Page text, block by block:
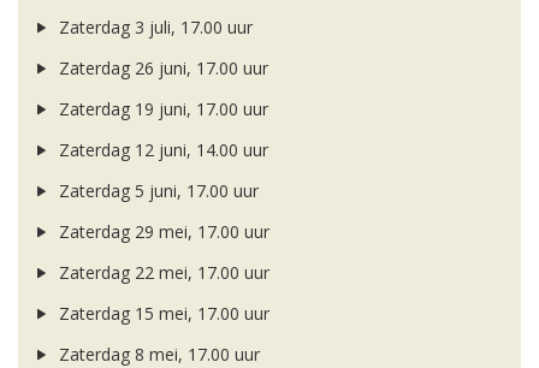
Zaterdag 3 juli, 17.00 uur
Zaterdag 26 juni, 17.00 uur
Zaterdag 19 juni, 17.00 uur
Zaterdag 12 juni, 14.00 uur
Zaterdag 5 juni, 17.00 uur
Zaterdag 29 mei, 17.00 uur
Zaterdag 22 mei, 17.00 uur
Zaterdag 15 mei, 17.00 uur
Zaterdag 8 mei, 17.00 uur